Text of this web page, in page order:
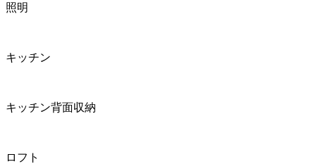
照明
キッチン
キッチン背面収納
ロフト